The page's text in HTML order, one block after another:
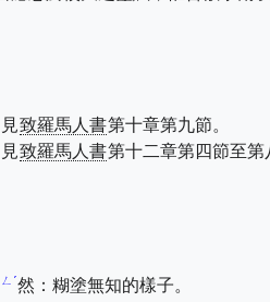
見致羅馬人書第十章第九節。
見致羅馬人書第十二章第四節至第
ˊ然：糊塗無知的樣子。